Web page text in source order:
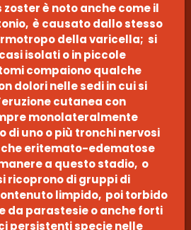
zoster è noto anche come il
è causato dallo stesso
della varicella; si
isolati o in piccole
compaiono qualche
dolori nelle sedi in cui si
cutanea con
monolateralmente
di uno o più tronchi nervosi
eritemato-edematose
a questo stadio, o
ricoprono di gruppi di
limpido, poi torbido
da parastesie o anche forti
persistenti specie nelle